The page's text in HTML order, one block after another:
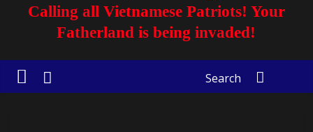
Calling all Vietnamese Patriots! Your
Fatherland is being invaded!
Search